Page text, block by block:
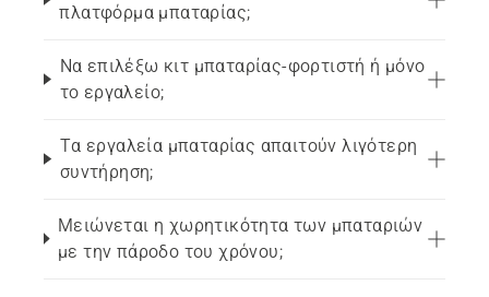
πλατφόρμα μπαταρίας;
Να επιλέξω κιτ μπαταρίας-φορτιστή ή μόνο
το εργαλείο;
Τα εργαλεία μπαταρίας απαιτούν λιγότερη
συντήρηση;
Μειώνεται η χωρητικότητα των μπαταριών
με την πάροδο του χρόνου;